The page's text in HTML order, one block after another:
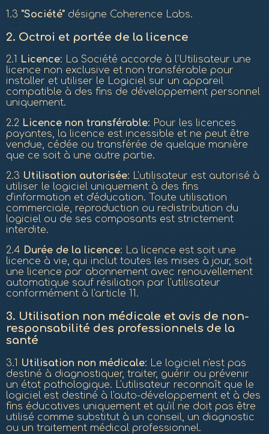
1.3 "Société"désigne Coherence Labs.
2. Octroi et portée de la licence
2.1 Licence: La Société accorde à l'Utilisateur une
licence non exclusive et non transférable pour
installer et utiliser le Logiciel sur un appareil
compatible à des fins de développement personnel
uniquement.
2.2 Licence non transférable: Pour les licences
payantes, la licence est incessible et ne peut être
vendue, cédée ou transférée de quelque manière
que ce soit à une autre partie.
2.3 Utilisation autorisée: L'utilisateur est autorisé à
utiliser le logiciel uniquement à des fins
d'information et d'éducation. Toute utilisation
commerciale, reproduction ou redistribution du
logiciel ou de ses composants est strictement
interdite.
2.4 Durée de la licence: La licence est soit une
licence à vie, qui inclut toutes les mises à jour, soit
une licence par abonnement avec renouvellement
automatique sauf résiliation par l'utilisateur
conformément à l'article 11.
3. Utilisation non médicale et avis de non-
responsabilité des professionnels de la
santé
3.1 Utilisation non médicale: Le logiciel n'est pas
destiné à diagnostiquer, traiter, guérir ou prévenir
un état pathologique. L'utilisateur reconnaît que le
logiciel est destiné à l'auto-développement et à des
fins éducatives uniquement et qu'il ne doit pas être
utilisé comme substitut à un conseil, un diagnostic
ou un traitement médical professionnel.